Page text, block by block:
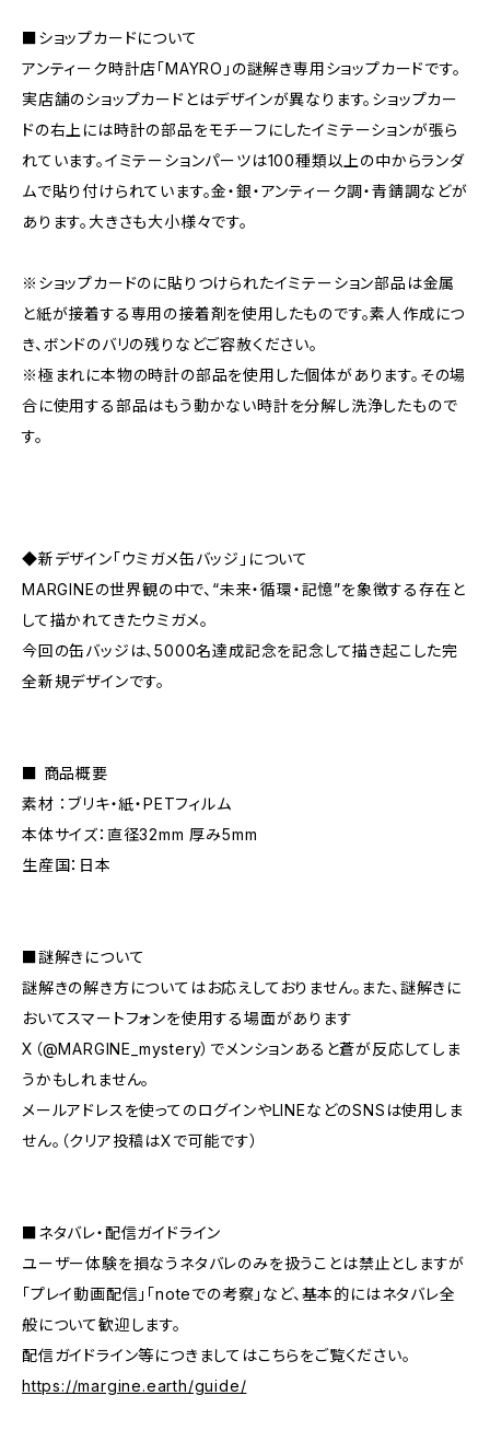
■ショップカードについて
アンティーク時計店「MAYRO」の謎解き専用ショップカードです。
実店舗のショップカードとはデザインが異なります。ショップカー
ドの右上には時計の部品をモチーフにしたイミテーションが張ら
れています。イミテーションパーツは100種類以上の中からランダ
ムで貼り付けられています。金・銀・アンティーク調・青錆調などが
あります。大きさも大小様々です。
※ショップカードのに貼りつけられたイミテーション部品は金属
と紙が接着する専用の接着剤を使用したものです。素人作成につ
き、ボンドのバリの残りなどご容赦ください。
※極まれに本物の時計の部品を使用した個体があります。その場
合に使用する部品はもう動かない時計を分解し洗浄したもので
す。
◆新デザイン「ウミガメ缶バッジ」について
MARGINEの世界観の中で、“未来・循環・記憶”を象徴する存在と
して描かれてきたウミガメ。
今回の缶バッジは、5000名達成記念を記念して描き起こした完
全新規デザインです。
■ 商品概要
素材 ：ブリキ・紙・PETフィルム
本体サイズ：直径32mm 厚み5mm
生産国：日本
■謎解きについて
謎解きの解き方についてはお応えしておりません。また、謎解きに
おいてスマートフォンを使用する場面があります
X（@MARGINE_mystery）でメンションあると蒼が反応してしま
うかもしれません。
メールアドレスを使ってのログインやLINEなどのSNSは使用しま
せん。（クリア投稿はXで可能です）
■ネタバレ・配信ガイドライン
ユーザー体験を損なうネタバレのみを扱うことは禁止としますが
「プレイ動画配信」「noteでの考察」など、基本的にはネタバレ全
般について歓迎します。
配信ガイドライン等につきましてはこちらをご覧ください。
https://margine.earth/guide/